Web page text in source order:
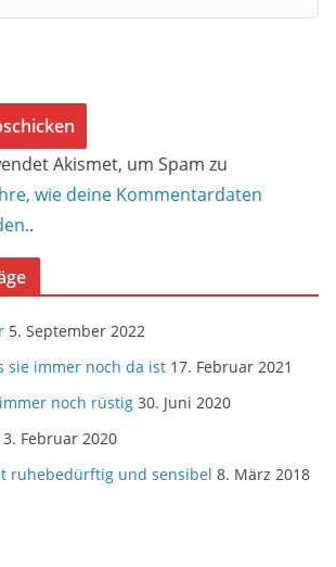
Akismet, um Spam zu
wie deine Kommentardaten
.
5. September 2022
sie immer noch da ist 17. Februar 2021
noch rüstig 30. Juni 2020
Februar 2020
ruhebedürftig und sensibel 8. März 2018